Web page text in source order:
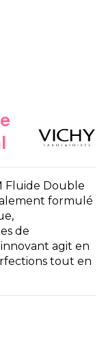
Fluide Double
formulé
de
agit en
tout en